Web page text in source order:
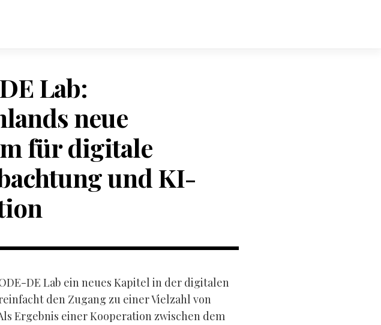
Lab:
neue
für digitale
und KI-
DE Lab ein neues Kapitel in der digitalen
den Zugang zu einer Vielzahl von
Ergebnis einer Kooperation zwischen dem